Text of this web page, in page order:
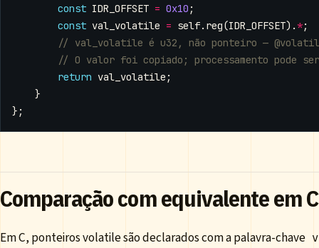
const IDR_OFFSET = 0x10 ;
const val_volatile = self. reg(IDR_OFFSET). *;
return val_volatile ;
}
};
Comparação com equivalente em C
Em C, ponteiros volatile são declarados com a palavra-chave